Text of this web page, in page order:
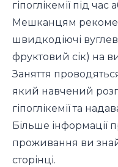
гіпоглікемії під
Мешканцям
швидкодіючі
фруктовий сік) на
Заняття
який навчений
гіпоглікемії та
Більше інформації
проживання ви
сторінці.